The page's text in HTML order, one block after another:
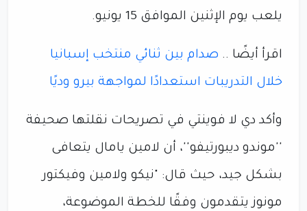
يلعب يوم الإثنين الموافق 15 يونيو.
اقرأ أيضًا .. صدام بين ثنائي منتخب إسبانيا
خلال التدريبات استعدادًا لمواجهة بيرو وديًا
وأكد دي لا فوينتي في تصريحات نقلتها صحيفة
''موندو ديبورتيفو''، أن لامين يامال يتعافى
بشكل جيد، حيث قال: "نيكو ولامين وفيكتور
مونوز يتقدمون وفقًا للخطة الموضوعة،